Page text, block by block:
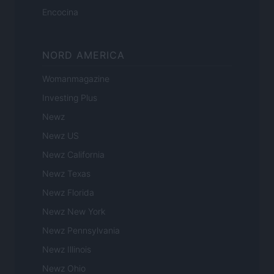
Encocina
NORD AMERICA
Womanmagazine
Investing Plus
Newz
Newz US
Newz California
Newz Texas
Newz Florida
Newz New York
Newz Pennsylvania
Newz Illinois
Newz Ohio